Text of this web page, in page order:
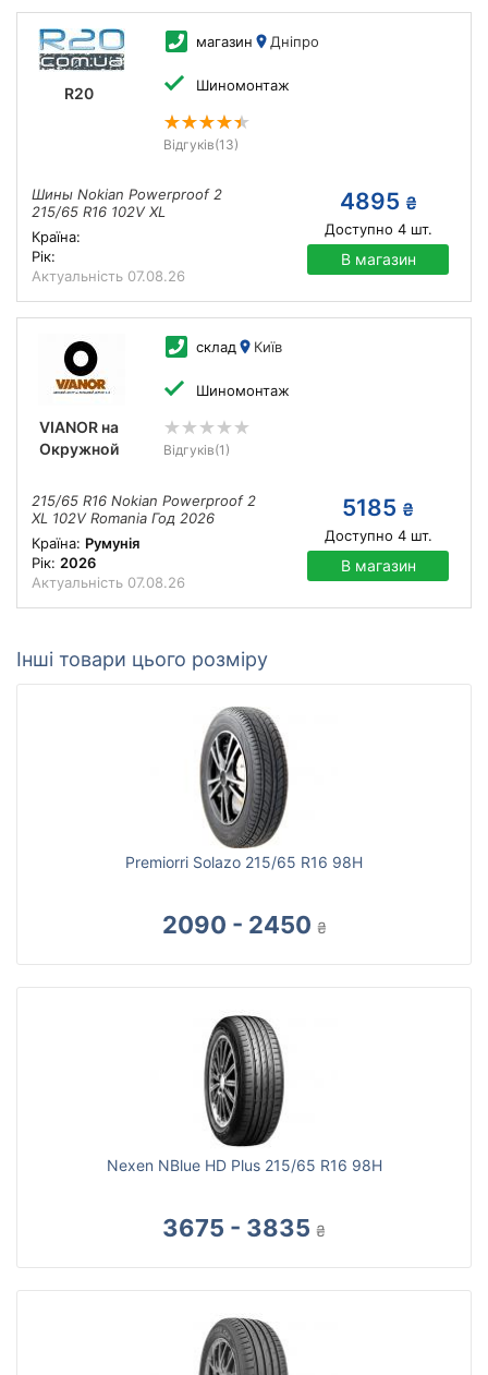
R20
магазин Дніпро
Шиномонтаж
Відгуків(13)
Шины Nokian Powerproof 2
215/65 R16 102V XL
Країна:
Рік:
Актуальність 07.08.26
4895 ₴
Доступно 4шт.
В магазин
VIANOR на
Окружной
склад Київ
Шиномонтаж
Відгуків(1)
215/65 R16 Nokian Powerproof 2
XL 102V Romania Год 2026
Країна: Румунія
Рік: 2026
Актуальність 07.08.26
5185 ₴
Доступно 4шт.
В магазин
Інші товари цього розміру
Premiorri Solazo 215/65 R16 98H
2090 - 2450 ₴
Nexen NBlue HD Plus 215/65 R16 98H
3675 - 3835 ₴